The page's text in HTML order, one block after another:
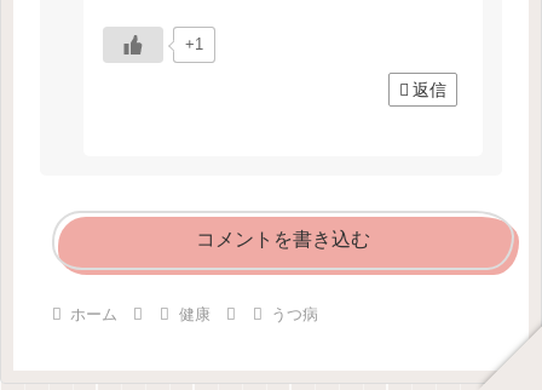
+1
返信
コメントを書き込む
ホーム 健康 うつ病